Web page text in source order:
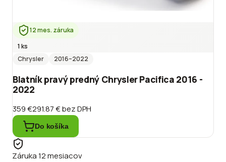
12 mes. záruka
1 ks
Chrysler
2016–2022
Blatník pravý predný Chrysler Pacifica 2016 -
2022
359 €291.87 €bez DPH
Do košíka
Záruka 12 mesiacov